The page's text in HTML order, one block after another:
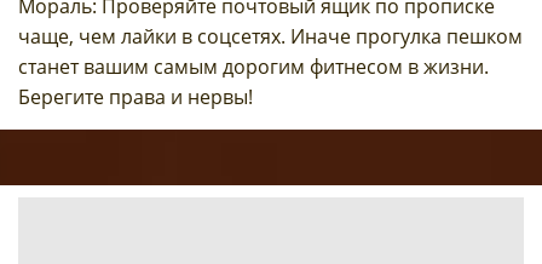
Мораль: Проверяйте почтовый ящик по прописке
чаще, чем лайки в соцсетях. Иначе прогулка пешком
станет вашим самым дорогим фитнесом в жизни.
Берегите права и нервы!